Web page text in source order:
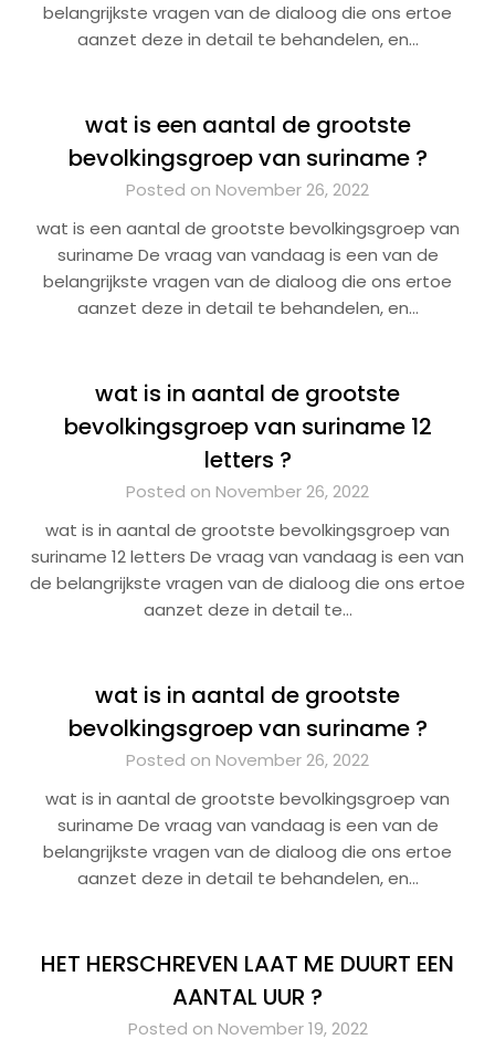
belangrijkste vragen van de dialoog die ons ertoe
aanzet deze in detail te behandelen, en…
wat is een aantal de grootste
bevolkingsgroep van suriname ?
Posted on November 26, 2022
wat is een aantal de grootste bevolkingsgroep van
suriname De vraag van vandaag is een van de
belangrijkste vragen van de dialoog die ons ertoe
aanzet deze in detail te behandelen, en…
wat is in aantal de grootste
bevolkingsgroep van suriname 12
letters ?
Posted on November 26, 2022
wat is in aantal de grootste bevolkingsgroep van
suriname 12 letters De vraag van vandaag is een van
de belangrijkste vragen van de dialoog die ons ertoe
aanzet deze in detail te…
wat is in aantal de grootste
bevolkingsgroep van suriname ?
Posted on November 26, 2022
wat is in aantal de grootste bevolkingsgroep van
suriname De vraag van vandaag is een van de
belangrijkste vragen van de dialoog die ons ertoe
aanzet deze in detail te behandelen, en…
HET HERSCHREVEN LAAT ME DUURT EEN
AANTAL UUR ?
Posted on November 19, 2022